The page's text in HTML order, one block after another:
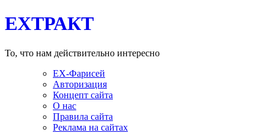
EXТРАКТ
То, что нам действительно интересно
EX-Фарисей
Авторизация
Концепт сайта
О нас
Правила сайта
Реклама на сайтах